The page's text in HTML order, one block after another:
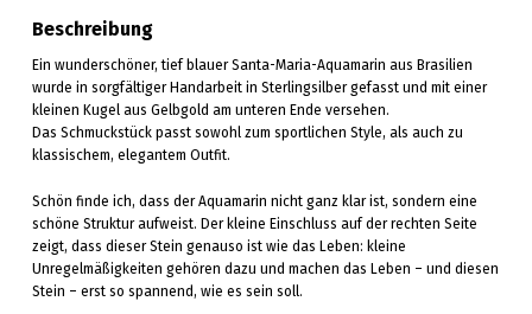
Beschreibung
Ein wunderschöner, tief blauer Santa-Maria-Aquamarin aus Brasilien
wurde in sorgfältiger Handarbeit in Sterlingsilber gefasst und mit einer
kleinen Kugel aus Gelbgold am unteren Ende versehen.
Das Schmuckstück passt sowohl zum sportlichen Style, als auch zu
klassischem, elegantem Outfit.
Schön finde ich, dass der Aquamarin nicht ganz klar ist, sondern eine
schöne Struktur aufweist. Der kleine Einschluss auf der rechten Seite
zeigt, dass dieser Stein genauso ist wie das Leben: kleine
Unregelmäßigkeiten gehören dazu und machen das Leben – und diesen
Stein – erst so spannend, wie es sein soll.